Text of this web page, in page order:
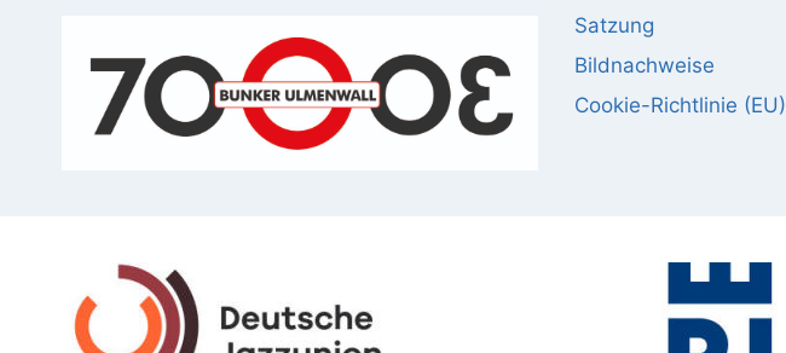
Satzung
Bildnachweise
Cookie-Richtlinie (EU)